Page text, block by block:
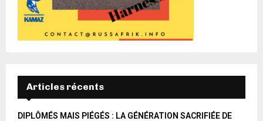
Articles récents
DIPLÔMÉS MAIS PIÉGÉS : LA GÉNÉRATION SACRIFIÉE DE